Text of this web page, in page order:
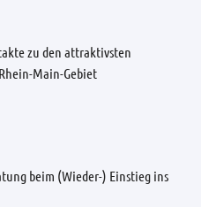
zu den attraktivsten
Main-Gebiet
beim (Wieder-) Einstieg ins